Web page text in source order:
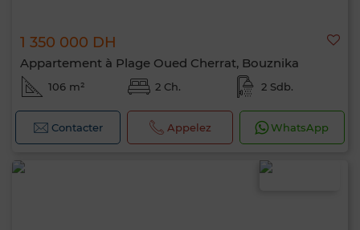
1 350 000 DH
Appartement à Plage Oued Cherrat, Bouznika
106 m² 2 Ch. 2 Sdb.
Contacter Appelez WhatsApp